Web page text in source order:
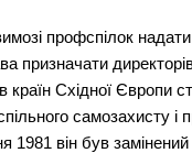
профспілок
призначати
країн Східної
самозахисту
1981 він був